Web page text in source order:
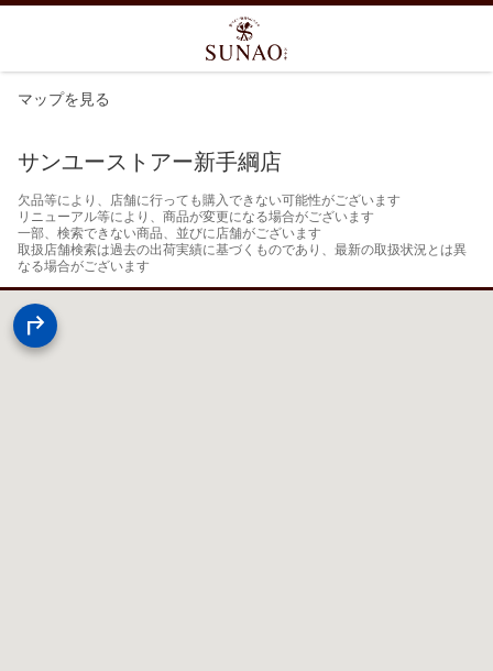
マップを見る
サンユーストアー新手綱店
欠品等により、店舗に行っても購入できない可能性がございます
リニューアル等により、商品が変更になる場合がございます
一部、検索できない商品、並びに店舗がございます
取扱店舗検索は過去の出荷実績に基づくものであり、最新の取扱状況とは異
なる場合がございます